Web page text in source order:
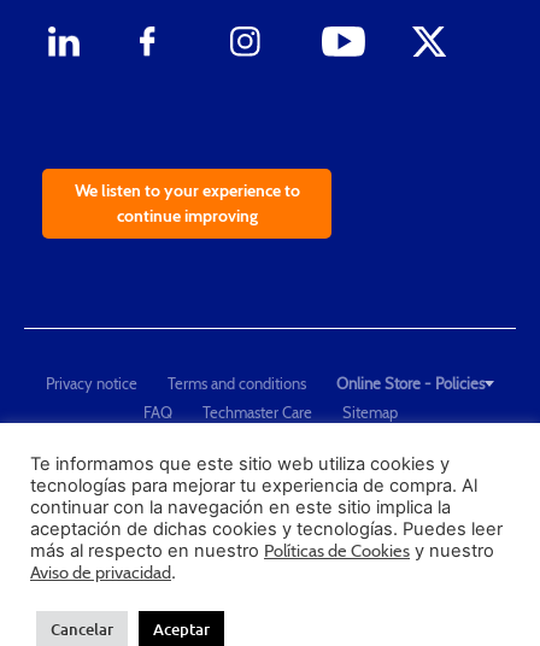
We listen to your experience to
continue improving
Privacy notice Terms and conditions
Online Store - Policies
FAQ
Techmaster Care
Sitemap
"Techmaster de México is The Global Leader in Test Equipment Solutions -
Calibration, Dimensional Measurement and Testing"
PROFECO
CONDUSEF
Te informamos que este sitio web utiliza cookies y
tecnologías para mejorar tu experiencia de compra. Al
continuar con la navegación en este sitio implica la
aceptación de dichas cookies y tecnologías. Puedes leer
más al respecto en nuestro Políticas de Cookies y nuestro
Aviso de privacidad.
Cancelar Aceptar